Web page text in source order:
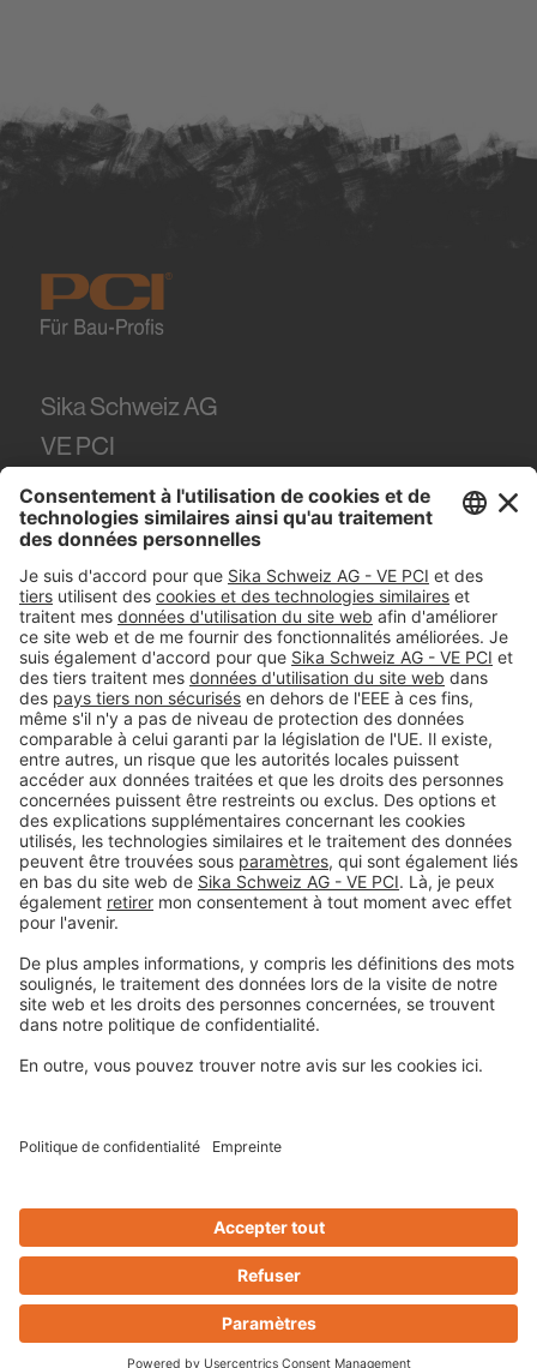
Sika Schweiz AG
VE PCI
Tüffenwies 16
8048Zürich
Tel. +41 (58) 436 21 21
#PCI
Colophon
Déclaration de protection de la vie privée
Conditions générales de vente
Informations légales
Privacy-Portal
Design & Code ❤zwetschke
Contact